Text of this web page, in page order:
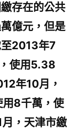
存在的公共
億元，但是
2013年7
使用5.38
年10月，
用8千萬，使
，天津市繳